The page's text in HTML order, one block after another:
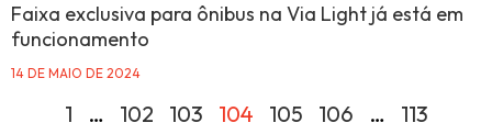
Faixa exclusiva para ônibus na Via Light já está em
funcionamento
14 DE MAIO DE 2024
1 … 102 103 104 105 106 … 113